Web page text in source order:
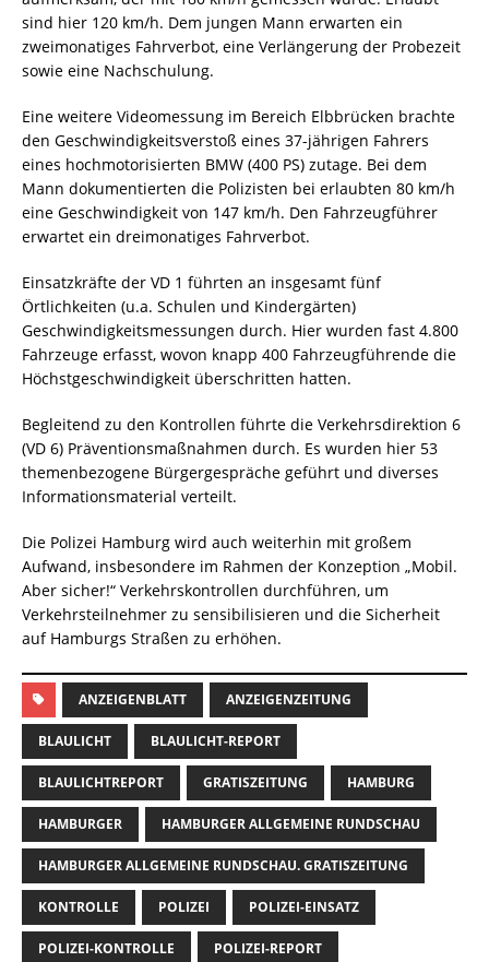
sind hier 120 km/h. Dem jungen Mann erwarten ein
zweimonatiges Fahrverbot, eine Verlängerung der Probezeit
sowie eine Nachschulung.
Eine weitere Videomessung im Bereich Elbbrücken brachte
den Geschwindigkeitsverstoß eines 37-jährigen Fahrers
eines hochmotorisierten BMW (400 PS) zutage. Bei dem
Mann dokumentierten die Polizisten bei erlaubten 80 km/h
eine Geschwindigkeit von 147 km/h. Den Fahrzeugführer
erwartet ein dreimonatiges Fahrverbot.
Einsatzkräfte der VD 1 führten an insgesamt fünf
Örtlichkeiten (u.a. Schulen und Kindergärten)
Geschwindigkeitsmessungen durch. Hier wurden fast 4.800
Fahrzeuge erfasst, wovon knapp 400 Fahrzeugführende die
Höchstgeschwindigkeit überschritten hatten.
Begleitend zu den Kontrollen führte die Verkehrsdirektion 6
(VD 6) Präventionsmaßnahmen durch. Es wurden hier 53
themenbezogene Bürgergespräche geführt und diverses
Informationsmaterial verteilt.
Die Polizei Hamburg wird auch weiterhin mit großem
Aufwand, insbesondere im Rahmen der Konzeption „Mobil.
Aber sicher!“ Verkehrskontrollen durchführen, um
Verkehrsteilnehmer zu sensibilisieren und die Sicherheit
auf Hamburgs Straßen zu erhöhen.
ANZEIGENBLATT ANZEIGENZEITUNG
BLAULICHT BLAULICHT-REPORT
BLAULICHTREPORT GRATISZEITUNG HAMBURG
HAMBURGER HAMBURGER ALLGEMEINE RUNDSCHAU
HAMBURGER ALLGEMEINE RUNDSCHAU. GRATISZEITUNG
KONTROLLE POLIZEI POLIZEI-EINSATZ
POLIZEI-KONTROLLE POLIZEI-REPORT